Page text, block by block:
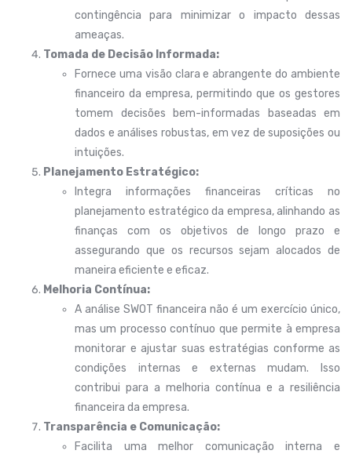
contingência para minimizar o impacto dessas
ameaças.
Tomada de Decisão Informada:
Fornece uma visão clara e abrangente do ambiente
financeiro da empresa, permitindo que os gestores
tomem decisões bem-informadas baseadas em
dados e análises robustas, em vez de suposições ou
intuições.
Planejamento Estratégico:
Integra informações financeiras críticas no
planejamento estratégico da empresa, alinhando as
finanças com os objetivos de longo prazo e
assegurando que os recursos sejam alocados de
maneira eficiente e eficaz.
Melhoria Contínua:
A análise SWOT financeira não é um exercício único,
mas um processo contínuo que permite à empresa
monitorar e ajustar suas estratégias conforme as
condições internas e externas mudam. Isso
contribui para a melhoria contínua e a resiliência
financeira da empresa.
Transparência e Comunicação:
Facilita uma melhor comunicação interna e